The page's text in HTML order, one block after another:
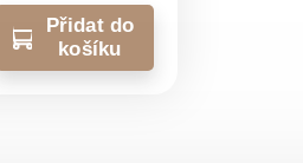
Přidat do
košíku